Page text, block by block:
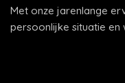
Met onze jarenlange
persoonlijke situatie en